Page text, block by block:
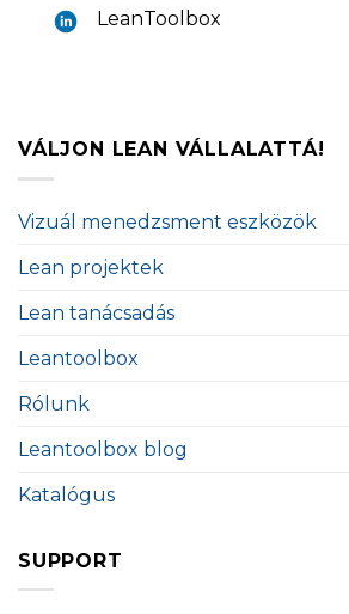
LeanToolbox
VÁLJON LEAN VÁLLALATTÁ!
Vizuál menedzsment eszközök
Lean projektek
Lean tanácsadás
Leantoolbox
Rólunk
Leantoolbox blog
Katalógus
SUPPORT